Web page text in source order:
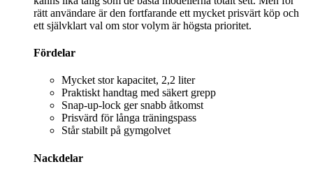
rätt användare är den fortfarande ett mycket prisvärt köp och
ett självklart val om stor volym är högsta prioritet.
Fördelar
Mycket stor kapacitet, 2,2 liter
Praktiskt handtag med säkert grepp
Snap-up-lock ger snabb åtkomst
Prisvärd för långa träningspass
Står stabilt på gymgolvet
Nackdelar